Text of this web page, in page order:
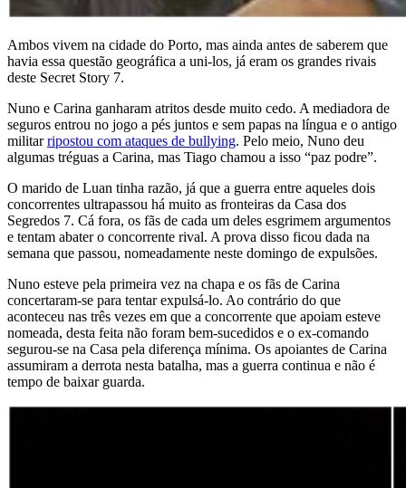
Ambos vivem na cidade do Porto, mas ainda antes de saberem que
havia essa questão geográfica a uni-los, já eram os grandes rivais
deste Secret Story 7.
Nuno e Carina ganharam atritos desde muito cedo. A mediadora de
seguros entrou no jogo a pés juntos e sem papas na língua e o antigo
militarripostou com ataques de bullying. Pelo meio, Nuno deu
algumas tréguas a Carina, mas Tiago chamou a isso “paz podre”.
O marido de Luan tinha razão, já que a guerra entre aqueles dois
concorrentes ultrapassou há muito as fronteiras da Casa dos
Segredos 7. Cá fora, os fãs de cada um deles esgrimem argumentos
e tentam abater o concorrente rival. A prova disso ficou dada na
semana que passou, nomeadamente neste domingo de expulsões.
Nuno esteve pela primeira vez na chapa e os fãs de Carina
concertaram-se para tentar expulsá-lo. Ao contrário do que
aconteceu nas três vezes em que a concorrente que apoiam esteve
nomeada, desta feita não foram bem-sucedidos e o ex-comando
segurou-se na Casa pela diferença mínima. Os apoiantes de Carina
assumiram a derrota nesta batalha, mas a guerra continua e não é
tempo de baixar guarda.